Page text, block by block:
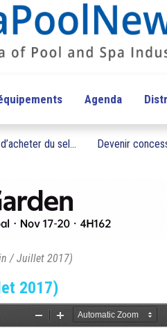
Agenda
du sel... Devenir
/ Juillet 2017)
2017)